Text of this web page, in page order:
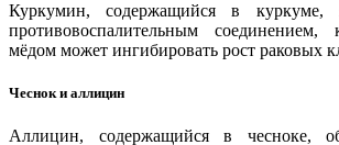
Куркумин, содержащийся в куркуме,
противовоспалительным соединением,
мёдом может ингибировать рост раковых
Чеснок и аллицин
Аллицин, содержащийся в чесноке,